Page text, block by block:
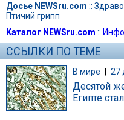
Досье NEWSru.com ::
Птичий грипп
Каталог NEWSru.com ::
ССЫЛКИ ПО ТЕМЕ
В мире 27
Десятой
Египте